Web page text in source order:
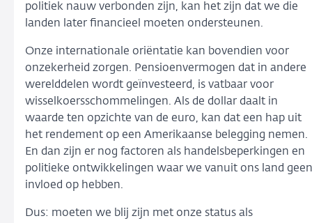
politiek nauw verbonden zijn, kan het zijn dat we die
landen later financieel moeten ondersteunen.
Onze internationale oriëntatie kan bovendien voor
onzekerheid zorgen. Pensioenvermogen dat in andere
werelddelen wordt geïnvesteerd, is vatbaar voor
wisselkoersschommelingen. Als de dollar daalt in
waarde ten opzichte van de euro, kan dat een hap uit
het rendement op een Amerikaanse belegging nemen.
En dan zijn er nog factoren als handelsbeperkingen en
politieke ontwikkelingen waar we vanuit ons land geen
invloed op hebben.
Dus: moeten we blij zijn met onze status als